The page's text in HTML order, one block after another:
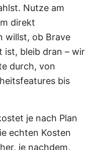
Nutze am
direkt
willst, ob Brave
ist, bleib dran – wir
durch, von
bis
je nach Plan
echten Kosten
je nachdem,